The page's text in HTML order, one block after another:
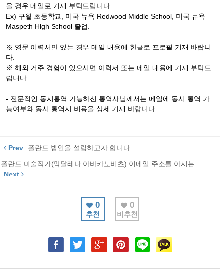
을 경우 메일로 기재 부탁드립니다.
Ex) 구월 초등학교, 미국 뉴욕 Redwood Middle School, 미국 뉴욕
Maspeth High School 졸업.
※ 영문 이력서만 있는 경우 메일 내용에 한글로 프로필 기재 바랍니
다.
※ 해외 거주 경험이 있으시면 이력서 또는 메일 내용에 기재 부탁드
립니다.
- 전문적인 동시통역 가능하신 통역사님께서는 메일에 동시 통역 가
능여부와 동시 통역시 비용을 상세 기재 바랍니다.
Prev 폴란드 법인을 설립하고자 합니다.
폴란드 미술작가(막달레나 아바카노비츠) 이메일 주소를 아시는 ...
Next
0
추천
0
비추천